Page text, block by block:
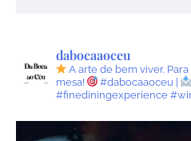
dabocaaoceu
A arte de bem viver.
mesa!
#dabocaaoceu |
#finediningexperience